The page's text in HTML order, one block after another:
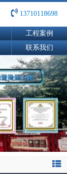
13710118698
工程案例
联系我们